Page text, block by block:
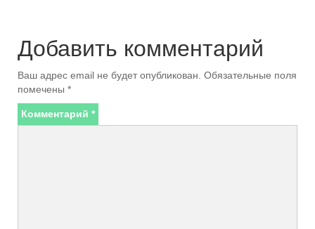
Добавить комментарий
Ваш адрес email не будет опубликован. Обязательные поля
помечены *
Комментарий *